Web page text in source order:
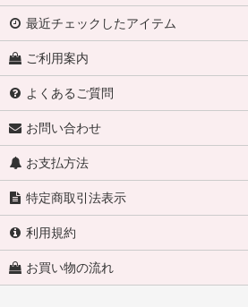
最近チェックしたアイテム
ご利用案内
よくあるご質問
お問い合わせ
お支払方法
特定商取引法表示
利用規約
お買い物の流れ